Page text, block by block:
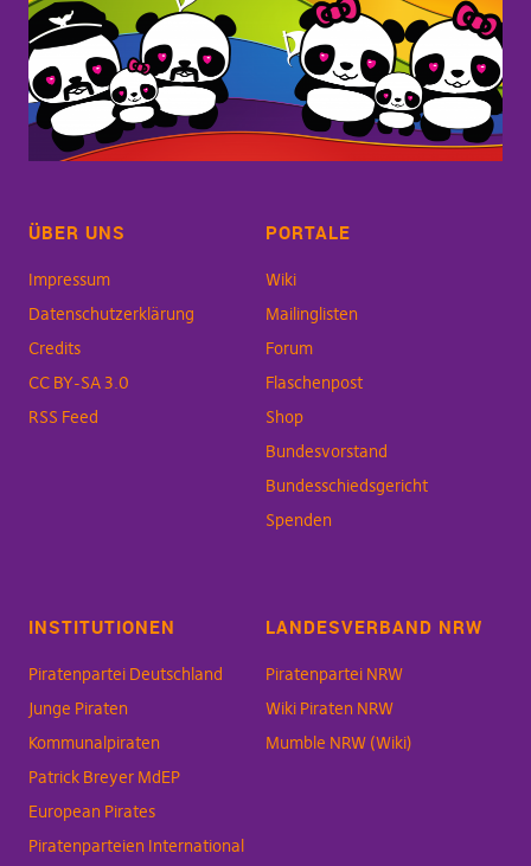
ÜBER UNS
Impressum
Datenschutzerklärung
Credits
CC BY-SA 3.0
RSS Feed
PORTALE
Wiki
Mailinglisten
Forum
Flaschenpost
Shop
Bundesvorstand
Bundesschiedsgericht
Spenden
INSTITUTIONEN
Piratenpartei Deutschland
Junge Piraten
Kommunalpiraten
Patrick Breyer MdEP
European Pirates
Piratenparteien International
LANDESVERBAND NRW
Piratenpartei NRW
Wiki Piraten NRW
Mumble NRW (Wiki)